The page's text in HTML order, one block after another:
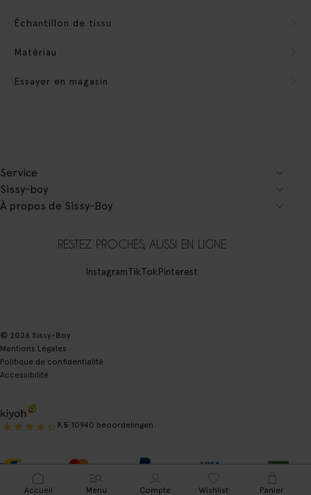
Échantillon de tissu
Matériau
Essayer en magasin
Service
Sissy-boy
À propos de Sissy-Boy
RESTEZ PROCHES, AUSSI EN LIGNE
InstagramTikTokPinterest
© 2026 Sissy-Boy
Mentions Légales
Politique de confidentialité
Accessibilité
9.5 10940 beoordelingen
Accueil Menu Compte Wishlist Panier